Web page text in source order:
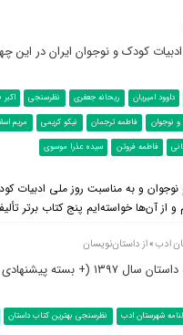
داوود امیریان ریحانه جعفری نظرسنجی
و نوجوان فاطمه ترجمان نیکو کریمی مریم
فاطمه فروتن سیده‌ عذرا موسوی
و به مناسبت روز ملی ادبیات
از آن‌ها خواسته‌ایم پنج کتاب برتر
ادب» از داستان‌نویسان
پیشنهادی نوروزی)
شهرستان ادب نظرسنجی بهترین کتاب داستان